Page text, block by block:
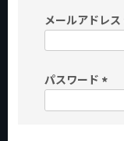
メールアドレス
パスワード